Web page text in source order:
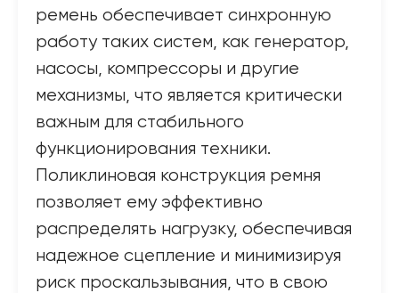
ремень обеспечивает синхронную
работу таких систем, как генератор,
насосы, компрессоры и другие
механизмы, что является критически
важным для стабильного
функционирования техники.
Поликлиновая конструкция ремня
позволяет ему эффективно
распределять нагрузку, обеспечивая
надежное сцепление и минимизируя
риск проскальзывания, что в свою